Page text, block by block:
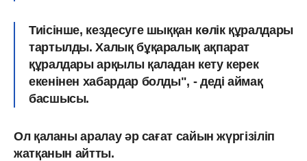
Тиісінше, кездесуге шыққан көлік құралдары
тартылды. Халық бұқаралық ақпарат
құралдары арқылы қаладан кету керек
екенінен хабардар болды", - деді аймақ
басшысы.
Ол қаланы аралау әр сағат сайын жүргізіліп
жатқанын айтты.